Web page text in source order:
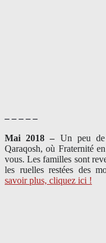
– – – – –
Mai 2018 – Un peu de
Qaraqosh, où Fraternité
vous. Les familles sont
les ruelles restées des
savoir plus, cliquez ici !